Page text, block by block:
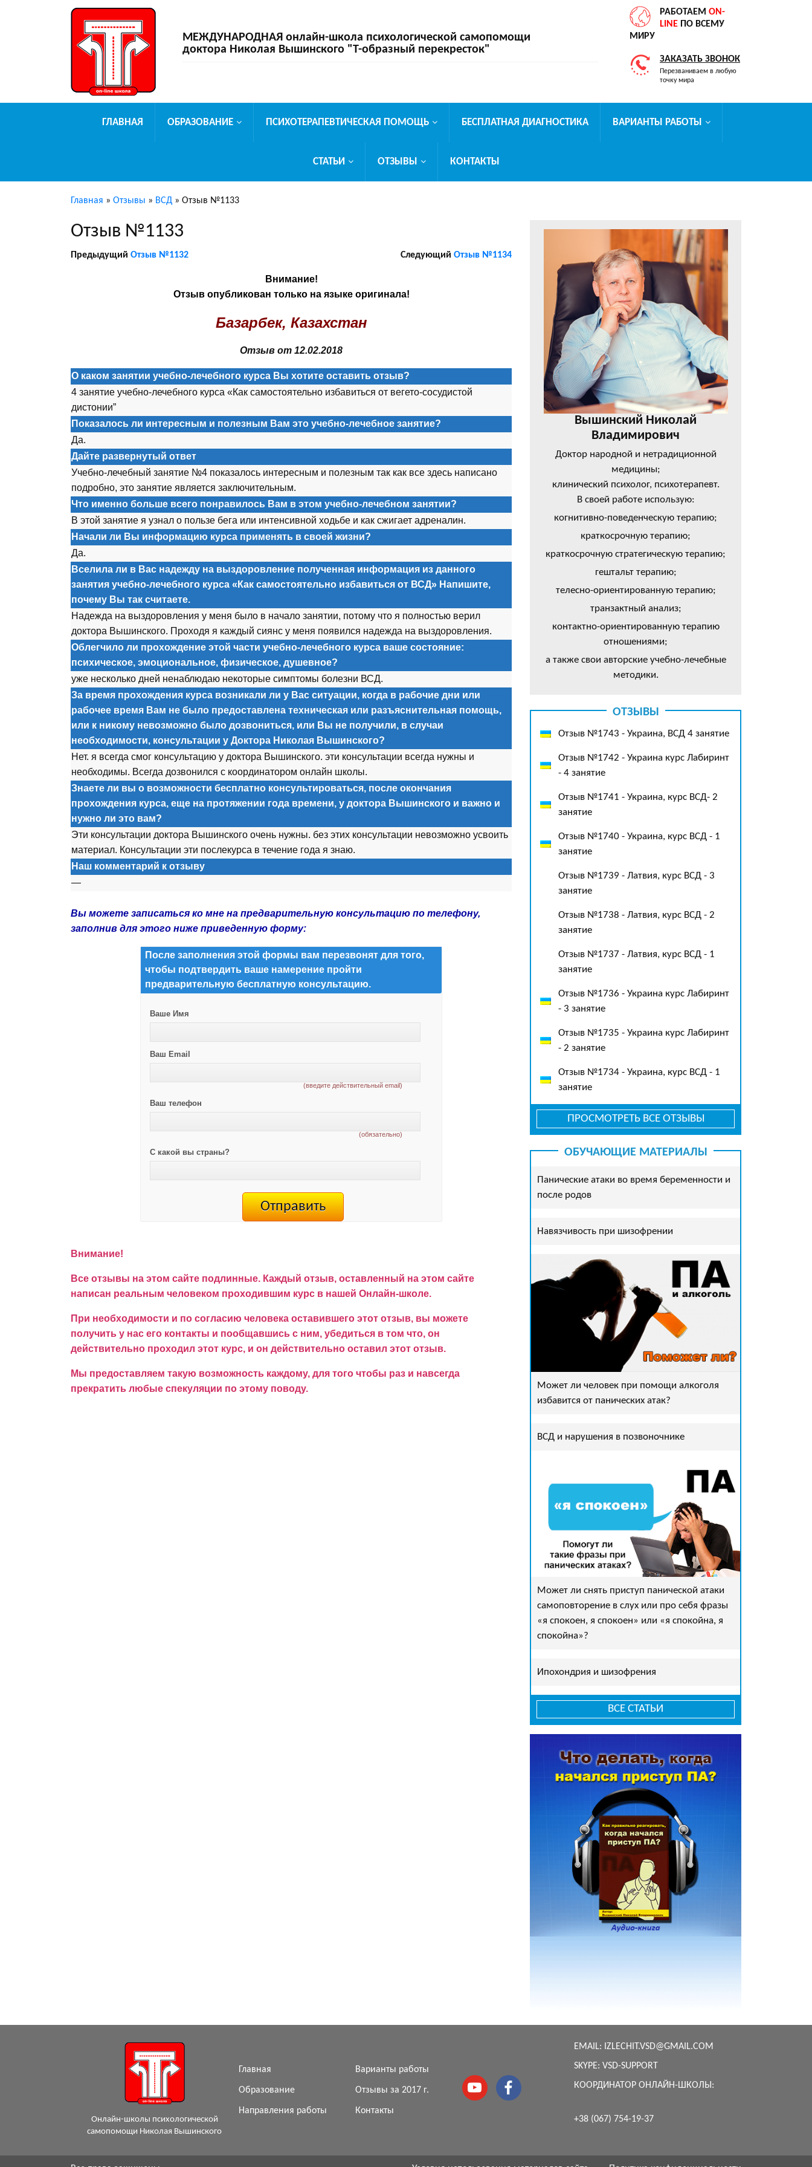
МЕЖДУНАРОДНАЯ онлайн-школа психологической самопомощи
доктора Николая Вышинского "Т-образный перекресток"
РАБОТАЕМ ON-
LINE ПО ВСЕМУ
МИРУ
ЗАКАЗАТЬ ЗВОНОК
Перезваниваем в любую
точку мира
ГЛАВНАЯ ОБРАЗОВАНИЕ ПСИХОТЕРАПЕВТИЧЕСКАЯ ПОМОЩЬ БЕСПЛАТНАЯ ДИАГНОСТИКА ВАРИАНТЫ РАБОТЫ
СТАТЬИ ОТЗЫВЫ КОНТАКТЫ
Главная » Отзывы » ВСД » Отзыв №1133
Отзыв №1133
Предыдущий Отзыв №1132 Следующий Отзыв №1134
Внимание!
Отзыв опубликован только на языке оригинала!
Базарбек, Казахстан
Отзыв от 12.02.2018
О каком занятии учебно-лечебного курса Вы хотите оставить отзыв?
4 занятие учебно-лечебного курса «Как самостоятельно избавиться от вегето-сосудистой
дистонии”
Показалось ли интересным и полезным Вам это учебно-лечебное занятие?
Да.
Дайте развернутый ответ
Учебно-лечебный занятие №4 показалось интересным и полезным так как все здесь написано
подробно, это занятие является заключительным.
Что именно больше всего понравилось Вам в этом учебно-лечебном занятии?
В этой занятие я узнал о пользе бега или интенсивной ходьбе и как сжигает адреналин.
Начали ли Вы информацию курса применять в своей жизни?
Да.
Вселила ли в Вас надежду на выздоровление полученная информация из данного
занятия учебно-лечебного курса «Как самостоятельно избавиться от ВСД» Напишите,
почему Вы так считаете.
Надежда на выздоровления у меня было в начало занятии, потому что я полностью верил
доктора Вышинского. Проходя я каждый сиянс у меня появился надежда на выздоровления.
Облегчило ли прохождение этой части учебно-лечебного курса ваше состояние:
психическое, эмоциональное, физическое, душевное?
уже несколько дней ненаблюдаю некоторые симптомы болезни ВСД.
За время прохождения курса возникали ли у Вас ситуации, когда в рабочие дни или
рабочее время Вам не было предоставлена техническая или разъяснительная помощь,
или к никому невозможно было дозвониться, или Вы не получили, в случаи
необходимости, консультации у Доктора Николая Вышинского?
Нет. я всегда смог консультацию у доктора Вышинского. эти консультации всегда нужны и
необходимы. Всегда дозвонился с координатором онлайн школы.
Знаете ли вы о возможности бесплатно консультироваться, после окончания
прохождения курса, еще на протяжении года времени, у доктора Вышинского и важно и
нужно ли это вам?
Эти консультации доктора Вышинского очень нужны. без этих консультации невозможно усвоить
материал. Консультации эти послекурса в течение года я знаю.
Наш комментарий к отзыву
—
Вы можете записаться ко мне на предварительную консультацию по телефону,
заполнив для этого ниже приведенную форму:
После заполнения этой формы вам перезвонят для того,
чтобы подтвердить ваше намерение пройти
предварительную бесплатную консультацию.
Ваше Имя
Ваш Email
(введите действительный email)
Ваш телефон
(обязательно)
С какой вы страны?
Внимание!
Все отзывы на этом сайте подлинные. Каждый отзыв, оставленный на этом сайте
написан реальным человеком проходившим курс в нашей Онлайн-школе.
При необходимости и по согласию человека оставившего этот отзыв, вы можете
получить у нас его контакты и пообщавшись с ним, убедиться в том что, он
действительно проходил этот курс, и он действительно оставил этот отзыв.
Мы предоставляем такую возможность каждому, для того чтобы раз и навсегда
прекратить любые спекуляции по этому поводу.
Вышинский Николай
Владимирович
Доктор народной и нетрадиционной
медицины;
клинический психолог, психотерапевт.
В своей работе использую:
когнитивно-поведенческую терапию;
краткосрочную терапию;
краткосрочную стратегическую терапию;
гештальт терапию;
телесно-ориентированную терапию;
транзактный анализ;
контактно-ориентированную терапию
отношениями;
а также свои авторские учебно-лечебные
методики.
ОТЗЫВЫ
Отзыв №1743 - Украина, ВСД 4 занятие
Отзыв №1742 - Украина курс Лабиринт
- 4 занятие
Отзыв №1741 - Украина, курс ВСД- 2
занятие
Отзыв №1740 - Украина, курс ВСД - 1
занятие
Отзыв №1739 - Латвия, курс ВСД - 3
занятие
Отзыв №1738 - Латвия, курс ВСД - 2
занятие
Отзыв №1737 - Латвия, курс ВСД - 1
занятие
Отзыв №1736 - Украина курс Лабиринт
- 3 занятие
Отзыв №1735 - Украина курс Лабиринт
- 2 занятие
Отзыв №1734 - Украина, курс ВСД - 1
занятие
ПРОСМОТРЕТЬ ВСЕ ОТЗЫВЫ
ОБУЧАЮЩИЕ МАТЕРИАЛЫ
Панические атаки во время беременности и
после родов
Навязчивость при шизофрении
Может ли человек при помощи алкоголя
избавится от панических атак?
ВСД и нарушения в позвоночнике
Может ли снять приступ панической атаки
самоповторение в слух или про себя фразы
«я спокоен, я спокоен» или «я спокойна, я
спокойна»?
Ипохондрия и шизофрения
ВСЕ СТАТЬИ
Онлайн-школы психологической
самопомощи Николая Вышинского
Главная
Образование
Направления работы
Варианты работы
Отзывы за 2017 г.
Контакты
EMAIL: IZLECHIT.VSD@GMAIL.COM
SKYPE: VSD-SUPPORT
КООРДИНАТОР ОНЛАЙН-ШКОЛЫ:
+38 (067) 754-19-37